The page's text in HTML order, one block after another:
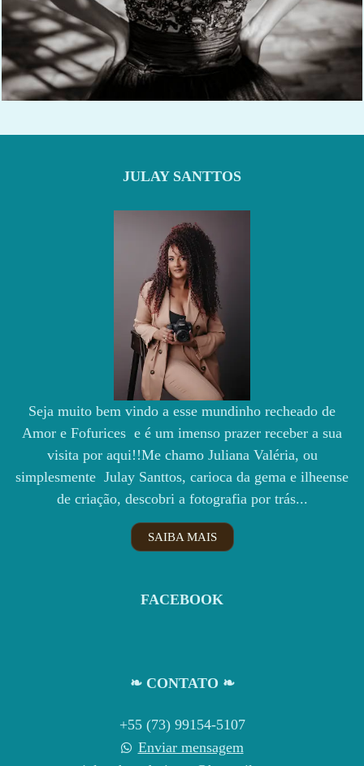
JULAY SANTTOS
Seja muito bem vindo a esse mundinho recheado de
Amor e Fofurices e é um imenso prazer receber a sua
visita por aqui!!Me chamo Juliana Valéria, ou
simplesmente Julay Santtos, carioca da gema e ilheense
de criação, descobri a fotografia por trás...
SAIBA MAIS
FACEBOOK
❧ CONTATO ❧
+55 (73) 99154-5107
Enviar mensagem